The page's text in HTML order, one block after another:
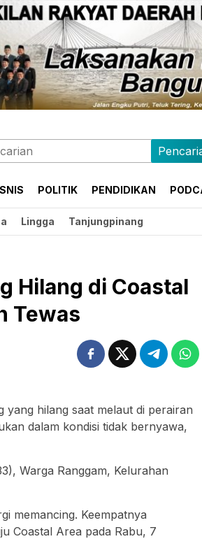
POLITIK PENDIDIKAN
Lingga Tanjungpinang
Hilang di Coastal
Tewas
yang hilang saat melaut di perairan
dalam kondisi tidak bernyawa,
Warga Ranggam, Kelurahan
memancing. Keempatnya
Coastal Area pada Rabu, 7